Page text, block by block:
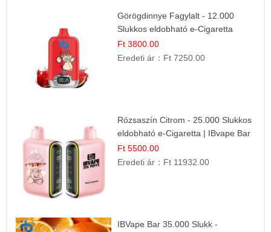
Görögdinnye Fagylalt - 12.000
Slukkos eldobható e-Cigaretta
Ft 3800.00
Eredeti ár： Ft 7250.00
Rózsaszín Citrom - 25.000 Slukkos
eldobható e-Cigaretta | IBvape Bar
Ft 5500.00
Eredeti ár： Ft 11932.00
IBVape Bar 35.000 Slukk -